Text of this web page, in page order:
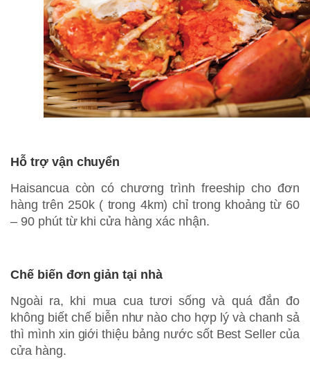
Hỗ trợ vận chuyển
Haisancua còn có chương trình freeship cho đơn
hàng trên 250k ( trong 4km) chỉ trong khoảng từ 60
– 90 phút từ khi cửa hàng xác nhận.
Chế biến đơn giản tại nhà
Ngoài ra, khi mua cua tươi sống và quá đắn đo
không biết chế biễn như nào cho hợp lý và chanh sả
thì mình xin giới thiệu bảng nước sốt Best Seller của
cửa hàng.